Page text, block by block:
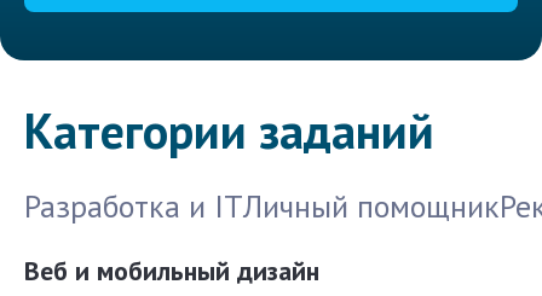
Категории заданий
Разработка и ITЛичный помощник
Веб и мобильный дизайн